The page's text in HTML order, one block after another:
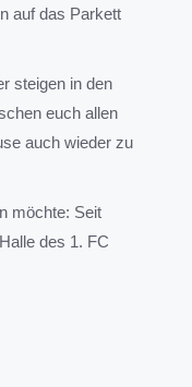
auf das Parkett
steigen in den
euch allen
auch wieder zu
möchte: Seit
des 1. FC